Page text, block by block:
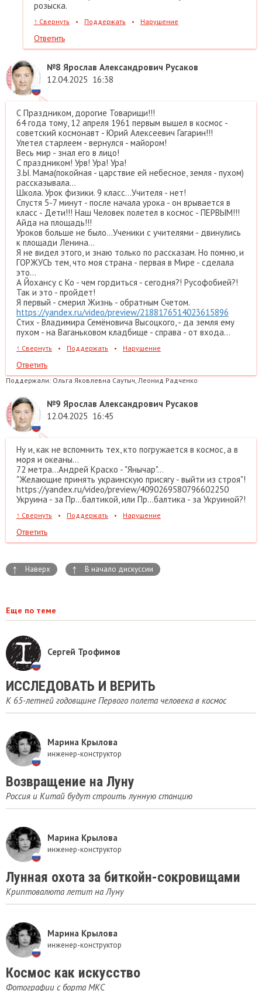
розыска.
↑ Свернуть • Поддержать • Нарушение
Ответить
№8 Ярослав Александрович Русаков
12.04.2025 16:38
С Праздником, дорогие Товарищи!!!
64 года тому, 12 апреля 1961 первым вышел в космос -
советский космонавт - Юрий Алексеевич Гагарин!!!
Улетел старлеем - вернулся - майором!
Весь мир - знал его в лицо!
С праздником! Урв! Ура! Ура!
З.Ы. Мама(покойная - царствие ей небесное, земля - пухом)
рассказывала...
Школа. Урок физики. 9 класс...Учителя - нет!
Спустя 5-7 минут - после начала урока - он врывается в
класс - Дети!!! Наш Человек полетел в космос - ПЕРВЫМ!!!
Айда на площадь!!!
Уроков больше не было...Ученики с учителями - двинулись
к площади Ленина...
Я не видел этого, и знаю только по рассказам. Но помню, и
ГОРЖУСЬ тем, что моя страна - первая в Мире - сделала
это...
А Йохансу с Ко - чем гордиться - сегодня?! Русофобией?!
Так и это - пройдет!
Я первый - смерил Жизнь - обратным Счетом.
https://yandex.ru/video/preview/2188176514023615896
Стих - Владимира Семёновича Высоцкого, - да земля ему
пухом - на Ваганьковом кладбище - справа - от входа...
↑ Свернуть • Поддержать • Нарушение
Ответить
Поддержали: Ольга Яковлевна Саутыч, Леонид Радченко
№9 Ярослав Александрович Русаков
12.04.2025 16:45
Ну и, как не вспомнить тех, кто погружается в космос, а в
моря и океаны...
72 метра...Андрей Краско - "Янычар"...
"Желающие принять украинскую присягу - выйти из строя"!
https://yandex.ru/video/preview/4090269580796602250
Укруина - за Пр...балтикой, или Пр...балтика - за Укруиной?!
↑ Свернуть • Поддержать • Нарушение
Ответить
↑ Наверх ↑ В начало дискуссии
Еще по теме
Сергей Трофимов
ИССЛЕДОВАТЬ И ВЕРИТЬ
К 65-летней годовщине Первого полета человека в космос
Марина Крылова
инженер-конструктор
Возвращение на Луну
Россия и Китай будут строить лунную станцию
Марина Крылова
инженер-конструктор
Лунная охота за биткойн-сокровищами
Криптовалюта летит на Луну
Марина Крылова
инженер-конструктор
Космос как искусство
Фотографии с борта МКС